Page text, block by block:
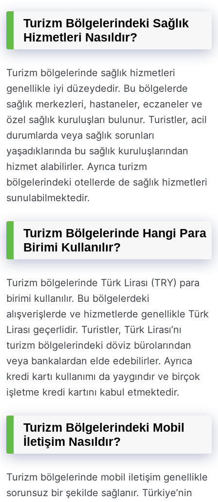
Turizm Bölgelerindeki Sağlık
Hizmetleri Nasıldır?
Turizm bölgelerinde sağlık hizmetleri
genellikle iyi düzeydedir. Bu bölgelerde
sağlık merkezleri, hastaneler, eczaneler ve
özel sağlık kuruluşları bulunur. Turistler, acil
durumlarda veya sağlık sorunları
yaşadıklarında bu sağlık kuruluşlarından
hizmet alabilirler. Ayrıca turizm
bölgelerindeki otellerde de sağlık hizmetleri
sunulabilmektedir.
Turizm Bölgelerinde Hangi Para
Birimi Kullanılır?
Turizm bölgelerinde Türk Lirası (TRY) para
birimi kullanılır. Bu bölgelerdeki
alışverişlerde ve hizmetlerde genellikle Türk
Lirası geçerlidir. Turistler, Türk Lirası’nı
turizm bölgelerindeki döviz bürolarından
veya bankalardan elde edebilirler. Ayrıca
kredi kartı kullanımı da yaygındır ve birçok
işletme kredi kartını kabul etmektedir.
Turizm Bölgelerindeki Mobil
İletişim Nasıldır?
Turizm bölgelerinde mobil iletişim genellikle
sorunsuz bir şekilde sağlanır. Türkiye’nin